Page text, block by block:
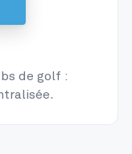
de golf :